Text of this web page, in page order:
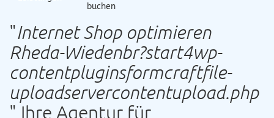
buchen
"Internet Shop optimieren
Rheda-Wiedenbr?start4wp-
contentpluginsformcraftfile-
uploadservercontentupload.php
" Ihre Agentur für